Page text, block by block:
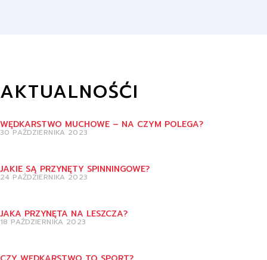
AKTUALNOŚĆI
WĘDKARSTWO MUCHOWE – NA CZYM POLEGA?
30 PAŹDZIERNIKA 2023
JAKIE SĄ PRZYNĘTY SPINNINGOWE?
24 PAŹDZIERNIKA 2023
JAKA PRZYNĘTA NA LESZCZA?
18 PAŹDZIERNIKA 2023